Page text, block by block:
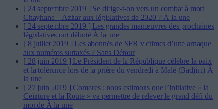
[ 24 septembre 2019 ] Se dirige-t-on vers un combat à mort
Chayhane – Azhar aux législatives de 2020 ? À la une
[ 24 septembre 2019 ] Les grandes manœuvres des prochaines
législatives ont débuté À la une
[ 8 juillet 2019 ] Les abonnés de SFR victimes d’une arnaque
aux numéros surtaxés ? Sans Détour
[ 28 juin 2019 ] Le Président de la République célèbre la paix
et la tolérance lors de la prière du vendredi à Malé (Badjini) À
la une
[ 27 juin 2019 ] Comores : nous estimons que l’initiative « la
Ceinture et la Route » va permettre de relever le grand défi du
monde À la une